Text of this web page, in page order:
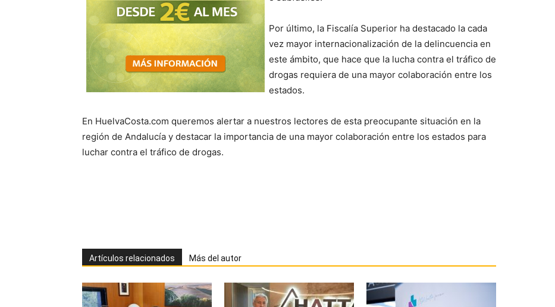
Por último, la Fiscalía Superior ha destacado la cada
vez mayor internacionalización de la delincuencia en
este ámbito, que hace que la lucha contra el tráfico de
drogas requiera de una mayor colaboración entre los
estados.
En HuelvaCosta.com queremos alertar a nuestros lectores de esta preocupante situación en la
región de Andalucía y destacar la importancia de una mayor colaboración entre los estados para
luchar contra el tráfico de drogas.
Artículos relacionados Más del autor